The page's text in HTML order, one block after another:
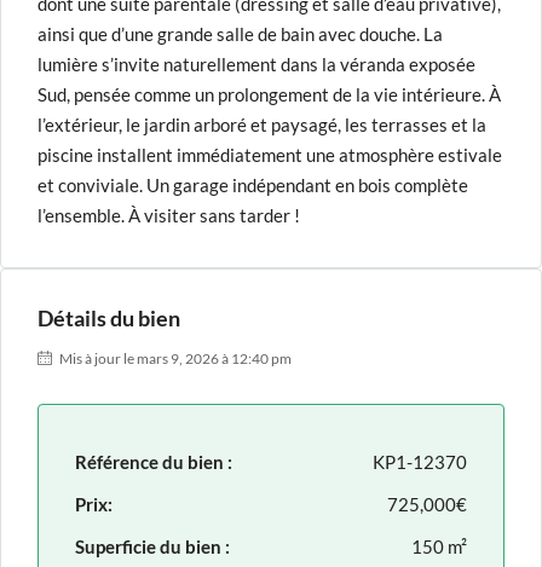
ainsi que d’une grande salle de bain avec douche. La
lumière s’invite naturellement dans la véranda exposée
Sud, pensée comme un prolongement de la vie intérieure. À
l’extérieur, le jardin arboré et paysagé, les terrasses et la
piscine installent immédiatement une atmosphère estivale
et conviviale. Un garage indépendant en bois complète
l’ensemble. À visiter sans tarder !
Détails du bien
Mis à jour le mars 9, 2026 à 12:40 pm
Référence du bien :
KP1-12370
Prix:
725,000€
Superficie du bien :
150 m²